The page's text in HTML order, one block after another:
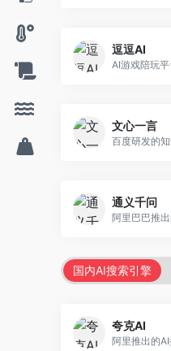
逗逗AI
文心一言
通义千问
国内AI搜索引擎
夸克AI